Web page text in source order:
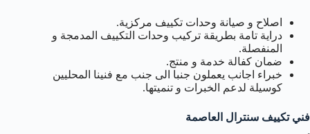
اصلاح و صيانة وحدات تكييف مركزية.
دراية تامة بطريقة تركيب وحدات التكييف المدمجة و
المنفصلة.
ضمان كفالة خدمة و منتج.
خبراء اجانب يعملون جنبا الى جنب مع فنينا المحليين
كوسيلة لدعم الخبرات و تنميتها.
فني تكييف سنترال العاصمة